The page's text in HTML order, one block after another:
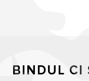
BINDUL CI